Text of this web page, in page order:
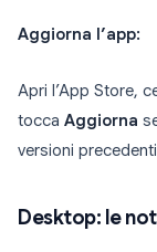
Aggiorna l’app:
Apri l’App Store,
tocca Aggiorna
versioni
Desktop: le